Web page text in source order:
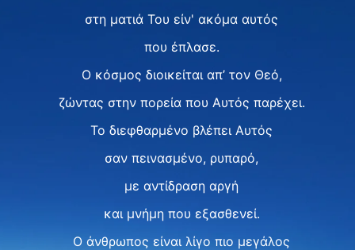
στη ματιά Του είν' ακόμα αυτός
που έπλασε.
Ο κόσμος διοικείται απ’ τον Θεό,
ζώντας στην πορεία που Αυτός παρέχει.
Το διεφθαρμένο βλέπει Αυτός
σαν πεινασμένο, ρυπαρό,
με αντίδραση αργή
και μνήμη που εξασθενεί.
Ο άνθρωπος είναι λίγο πιο μεγάλος